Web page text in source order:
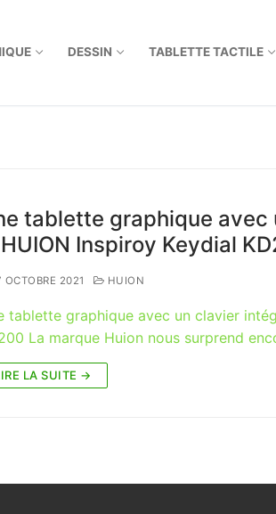
DESSIN TABLETTE TACTILE
tablette graphique
Inspiroy Keydial
OCTOBRE 2021 HUION
tablette graphique avec un clavier
La marque Huion nous surprend
LA SUITE →